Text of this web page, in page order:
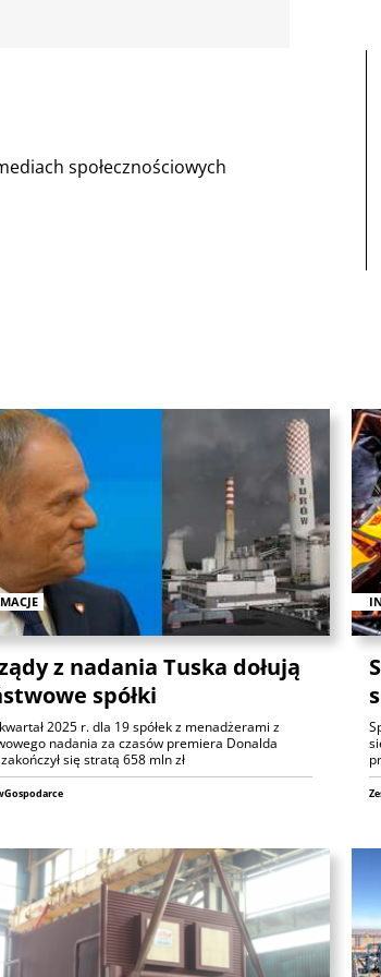
społecznościowych
z nadania Tuska dołują
spółki
2025 r. dla 19 spółek z menadżerami z
nadania za czasów premiera Donalda
się stratą 658 mln zł